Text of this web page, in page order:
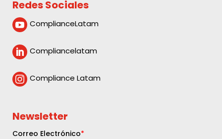
Redes Sociales
 ComplianceLatam
 Compliancelatam
 Compliance Latam
Newsletter